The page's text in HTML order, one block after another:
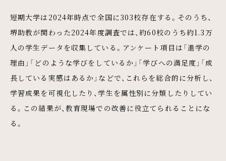
短期大学は2024年時点で全国に303校存在する。そのうち、
堺助教が関わった2024年度調査では、約60校のうち約1.3万
人の学生データを収集している。アンケート項目は「進学の
理由」「どのような学びをしているか」「学びへの満足度」「成
長している実感はあるか」などで、これらを総合的に分析し、
学習成果を可視化したり、学生を属性別に分類したりしてい
る。この結果が、教育現場での改善に役立てられることにな
る。